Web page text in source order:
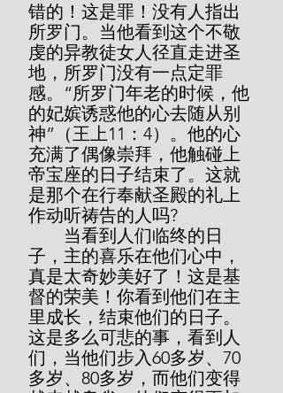
错的！这是罪！没有人指出
所罗门。当他看到这个不敬
虔的异教徒女人径直走进圣
地，所罗门没有一点定罪
感。“所罗门年老的时候，他
的妃嫔诱惑他的心去随从别
神”（王上11：4）。他的心
充满了偶像崇拜，他触碰上
帝宝座的日子结束了。这就
是那个在行奉献圣殿的礼上
作动听祷告的人吗?
当看到人们临终的日
子，主的喜乐在他们心中，
真是太奇妙美好了！这是基
督的荣美！你看到他们在主
里成长，结束他们的日子。
这是多么可悲的事，看到人
们，当他们步入60多岁、70
多岁、80多岁，而他们变得